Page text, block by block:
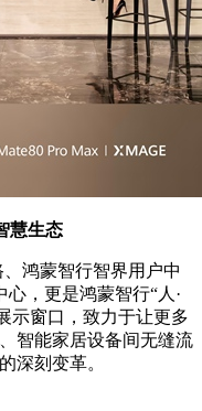
慧生态
鸿蒙智行智界用户中
，更是鸿蒙智行“人·
示窗口，致力于让更多
智能家居设备间无缝流
深刻变革。